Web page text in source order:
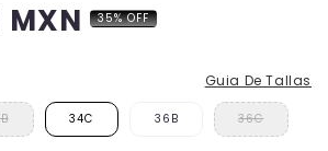
MXN 35% OFF
Guia De Tallas
34C 36B 36C